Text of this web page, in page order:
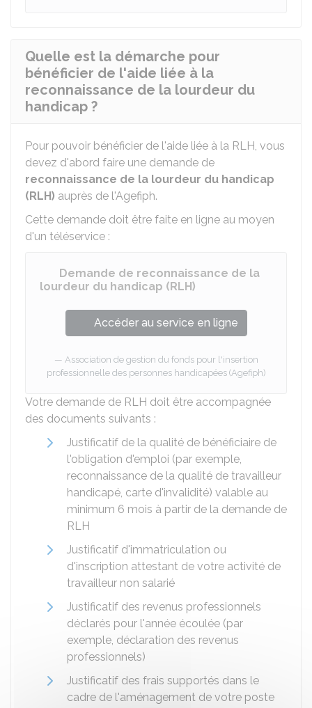
Quelle est la démarche pour
bénéficier de l'aide liée à la
reconnaissance de la lourdeur du
handicap ?
Pour pouvoir bénéficier de l'aide liée à la RLH, vous
devez d'abord faire une demande de
reconnaissance de la lourdeur du handicap
(RLH) auprès de l'Agefiph.
Cette demande doit être faite en ligne au moyen
d'un téléservice :
Demande de reconnaissance de la
lourdeur du handicap (RLH)
Accéder au service en ligne
Association de gestion du fonds pour l'insertion
professionnelle des personnes handicapées (Agefiph)
Votre demande de RLH doit être accompagnée
des documents suivants :
Justificatif de la qualité de bénéficiaire de
l'obligation d'emploi (par exemple,
reconnaissance de la qualité de travailleur
handicapé, carte d'invalidité) valable au
minimum 6 mois à partir de la demande de
RLH
Justificatif d'immatriculation ou
d'inscription attestant de votre activité de
travailleur non salarié
Justificatif des revenus professionnels
déclarés pour l'année écoulée (par
exemple, déclaration des revenus
professionnels)
Justificatif des frais supportés dans le
cadre de l'aménagement de votre poste